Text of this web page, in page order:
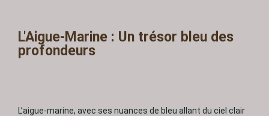
L'Aigue-Marine : Un trésor bleu des
profondeurs
L’aigue-marine, avec ses nuances de bleu allant du ciel clair